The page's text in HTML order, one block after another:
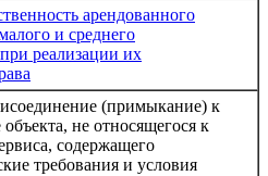
арендованного
и среднего
реализации их
(примыкание) к
не относящегося к
содержащего
требования и условия